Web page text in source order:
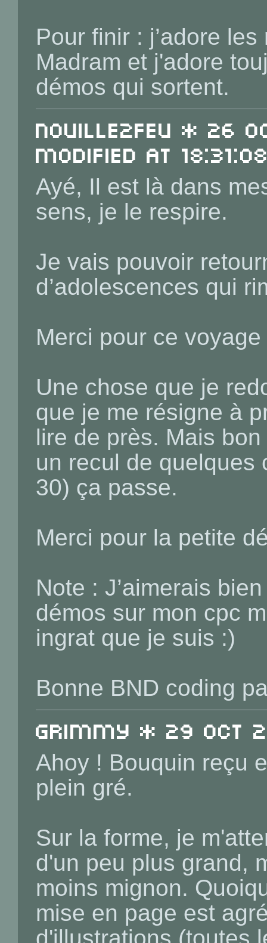
Pour finir : j’adore
Madram et j'adore
démos qui sortent.
Nouille2Feu * 26
Modified at
Ayé, Il est là dans
sens, je le respire.
Je vais pouvoir
d’adolescences qui
Merci pour ce
Une chose que je
que je me résigne à
lire de près. Mais
un recul de quelques
30) ça passe.
Merci pour la petite
Note : J’aimerais
démos sur mon cpc
ingrat que je suis :)
Bonne BND coding
Grimmy * 29 Oct
Ahoy ! Bouquin reçu
plein gré.
Sur la forme, je
d'un peu plus grand,
moins mignon.
mise en page est